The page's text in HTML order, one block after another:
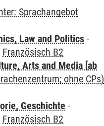
Sprachangebot
Law and Politics -
Französisch B2
Arts and Media [ab
ohne CPs)
Geschichte -
Französisch B2